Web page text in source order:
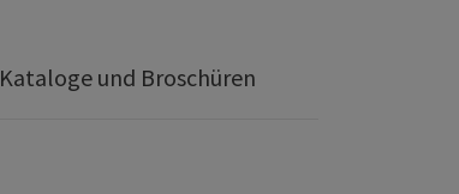
Kataloge und Broschüren